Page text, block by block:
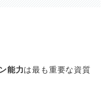
能力は最も重要な資質